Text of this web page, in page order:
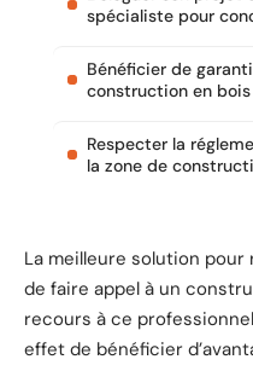
spécialiste pour
Bénéficier de
construction en
Respecter la
la zone de
La meilleure solution
de faire appel à un
recours à ce
effet de bénéficier